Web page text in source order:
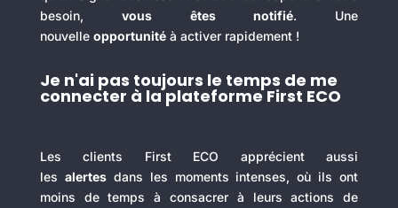
besoin,vous êtes notifié. Une
nouvelle opportunitéà activer rapidement !
Je n'ai pas toujours le temps de me
connecter à la plateforme First ECO
Les clients First ECO apprécient aussi
les alertesdans les moments intenses, où ils ont
moins de temps à consacrer à leurs actions de